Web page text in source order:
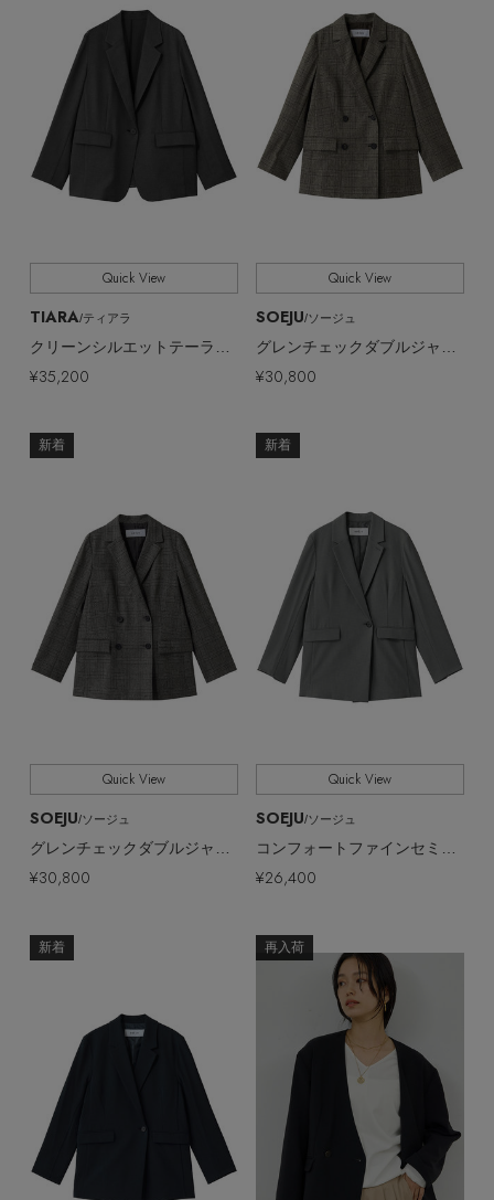
Quick View
TIARA/ティアラ
¥35,200
Quick View
SOEJU/ソージュ
¥30,800
新着
Quick View
SOEJU/ソージュ
¥30,800
新着
Quick View
SOEJU/ソージュ
¥26,400
新着 再入荷